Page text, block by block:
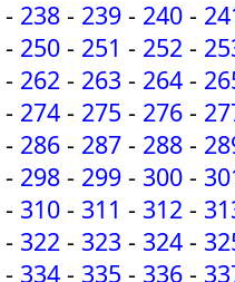
- 238 - 239 - 240 -
- 250 - 251 - 252 -
- 262 - 263 - 264 -
- 274 - 275 - 276 -
- 286 - 287 - 288 -
- 298 - 299 - 300 -
- 310 - 311 - 312 -
- 322 - 323 - 324 -
- 334 - 335 - 336 -